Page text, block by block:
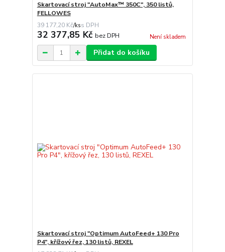
Skartovací stroj "AutoMax™ 350C", 350 listů,
FELLOWES
39 177,20 Kč/ks
32 377,85 Kč bez DPH Není skladem
Přidat do košíku
Skartovací stroj "Optimum AutoFeed+ 130 Pro
P4", křížový řez, 130 listů, REXEL